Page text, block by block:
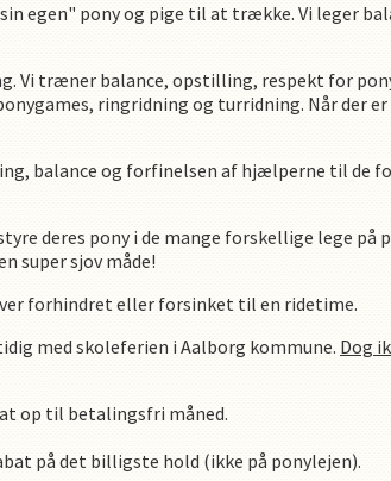
egen" pony og pige til at trække. Vi leger
Vi træner balance, opstilling, respekt for
ringridning og turridning. Når der
balance og forfinelsen af hjælperne til de
deres pony i de mange forskellige lege
super sjov måde!
forhindret eller forsinket til en ridetime.
med skoleferien i Aalborg kommune. Dog
op til betalingsfri måned.
på det billigste hold (ikke på ponylejen).